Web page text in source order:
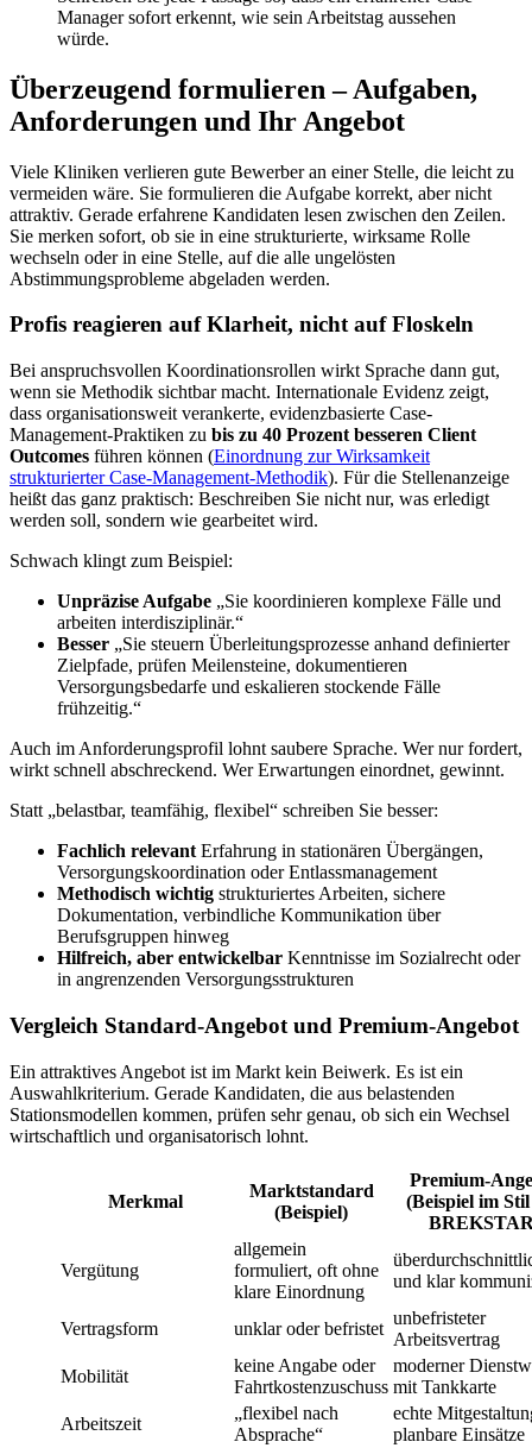
Manager sofort erkennt, wie sein Arbeitstag aussehen
würde.
Überzeugend formulieren – Aufgaben,
Anforderungen und Ihr Angebot
Viele Kliniken verlieren gute Bewerber an einer Stelle, die leicht zu
vermeiden wäre. Sie formulieren die Aufgabe korrekt, aber nicht
attraktiv. Gerade erfahrene Kandidaten lesen zwischen den Zeilen.
Sie merken sofort, ob sie in eine strukturierte, wirksame Rolle
wechseln oder in eine Stelle, auf die alle ungelösten
Abstimmungsprobleme abgeladen werden.
Profis reagieren auf Klarheit, nicht auf Floskeln
Bei anspruchsvollen Koordinationsrollen wirkt Sprache dann gut,
wenn sie Methodik sichtbar macht. Internationale Evidenz zeigt,
dass organisationsweit verankerte, evidenzbasierte Case-
Management-Praktiken zu bis zu 40 Prozent besseren Client
Outcomes führen können (Einordnung zur Wirksamkeit
strukturierter Case-Management-Methodik). Für die Stellenanzeige
heißt das ganz praktisch: Beschreiben Sie nicht nur, was erledigt
werden soll, sondern wie gearbeitet wird.
Schwach klingt zum Beispiel:
Unpräzise Aufgabe „Sie koordinieren komplexe Fälle und
arbeiten interdisziplinär.“
Besser „Sie steuern Überleitungsprozesse anhand definierter
Zielpfade, prüfen Meilensteine, dokumentieren
Versorgungsbedarfe und eskalieren stockende Fälle
frühzeitig.“
Auch im Anforderungsprofil lohnt saubere Sprache. Wer nur fordert,
wirkt schnell abschreckend. Wer Erwartungen einordnet, gewinnt.
Statt „belastbar, teamfähig, flexibel“ schreiben Sie besser:
Fachlich relevant Erfahrung in stationären Übergängen,
Versorgungskoordination oder Entlassmanagement
Methodisch wichtig strukturiertes Arbeiten, sichere
Dokumentation, verbindliche Kommunikation über
Berufsgruppen hinweg
Hilfreich, aber entwickelbar Kenntnisse im Sozialrecht oder
in angrenzenden Versorgungsstrukturen
Vergleich Standard-Angebot und Premium-Angebot
Ein attraktives Angebot ist im Markt kein Beiwerk. Es ist ein
Auswahlkriterium. Gerade Kandidaten, die aus belastenden
Stationsmodellen kommen, prüfen sehr genau, ob sich ein Wechsel
wirtschaftlich und organisatorisch lohnt.
Merkmal
Marktstandard
(Beispiel)
Premium-
(Beispiel im
Vergütung
allgemein
formuliert, oft ohne
klare Einordnung
und klar
Vertragsform unklar oder befristet
unbefristeter
Arbeitsvertrag
Mobilität
keine Angabe oder
Fahrtkostenzuschuss
moderner
mit Tankkarte
Arbeitszeit
„flexibel nach
Absprache“
echte
planbare Einsätze